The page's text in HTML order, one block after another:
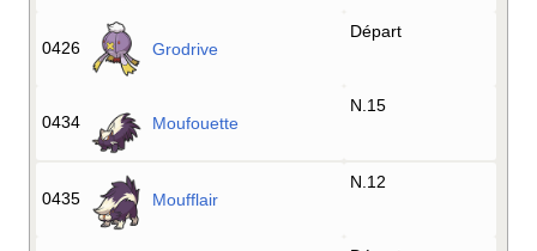
0426 Grodrive
Départ
0434 Moufouette
N.15
0435 Moufflair
N.12